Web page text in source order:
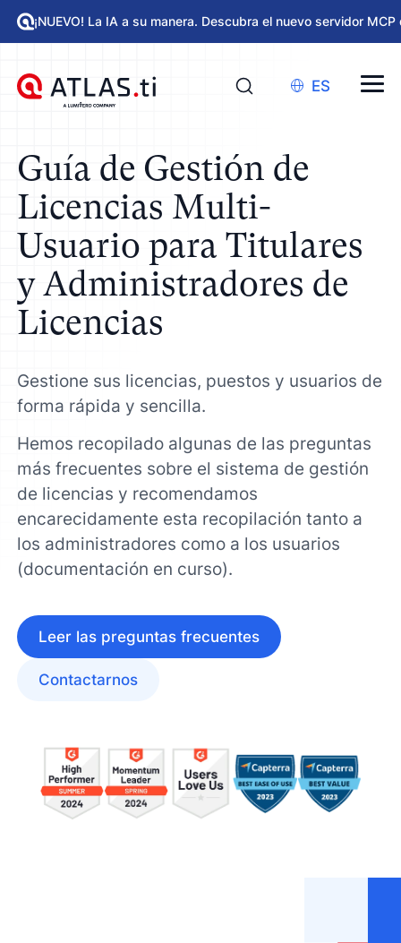
¡NUEVO! La IA a su manera. Descubra el nuevo servidor
ES
Guía de Gestión de
Licencias Multi-
Usuario para Titulares
y Administradores de
Licencias
Gestione sus licencias, puestos y usuarios de
forma rápida y sencilla.
Hemos recopilado algunas de las preguntas
más frecuentes sobre el sistema de gestión
de licencias y recomendamos
encarecidamente esta recopilación tanto a
los administradores como a los usuarios
(documentación en curso).
Leer las preguntas frecuentes
Contactarnos